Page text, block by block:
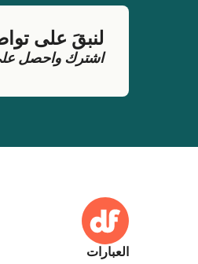
لنبقَ على
اشترك واحصل
العبارات